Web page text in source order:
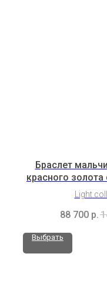
Браслет
красного
Light
88 700 р.
Выбрать